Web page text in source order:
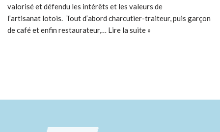
valorisé et défendu les intérêts et les valeurs de
l’artisanat lotois. Tout d’abord charcutier-traiteur, puis garçon
de café et enfin restaurateur,… Lire la suite »